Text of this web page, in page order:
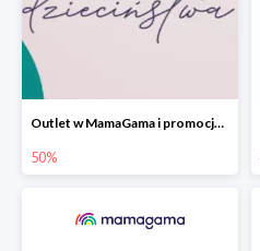
Outlet w MamaGama i promocje do -50%
50%